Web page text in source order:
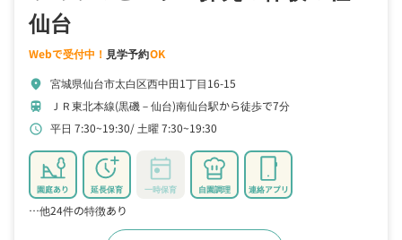
仙台
Webで受付中！ 見学予約OK
location_on 宮城県仙台市太白区西中田1丁目16-15
train ＪＲ東北本線(黒磯－仙台)南仙台駅から徒歩で7分
schedule 平日 7:30~19:30 土曜 7:30~19:30
園庭あり 延長保育 一時保育 自園調理 連絡アプリ
…他24件の特徴あり